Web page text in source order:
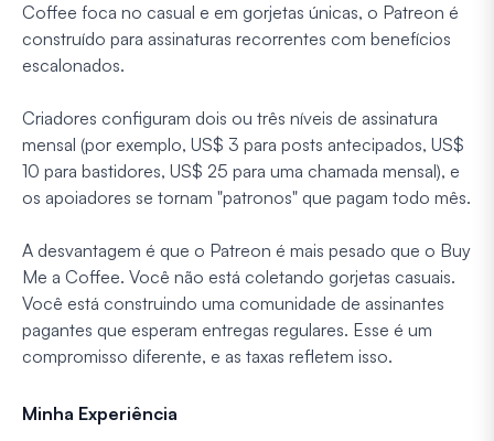
Coffee foca no casual e em gorjetas únicas, o Patreon é
construído para assinaturas recorrentes com benefícios
escalonados.
Criadores configuram dois ou três níveis de assinatura
mensal (por exemplo, US$ 3 para posts antecipados, US$
10 para bastidores, US$ 25 para uma chamada mensal), e
os apoiadores se tornam "patronos" que pagam todo mês.
A desvantagem é que o Patreon é mais pesado que o Buy
Me a Coffee. Você não está coletando gorjetas casuais.
Você está construindo uma comunidade de assinantes
pagantes que esperam entregas regulares. Esse é um
compromisso diferente, e as taxas refletem isso.
Minha Experiência